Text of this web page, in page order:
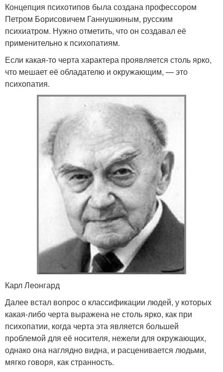
Концепция психотипов была создана профессором
Петром Борисовичем Ганнушкиным, русским
психиатром. Нужно отметить, что он создавал её
применительно к психопатиям.
Если какая-то черта характера проявляется столь ярко,
что мешает её обладателю и окружающим, — это
психопатия.
Карл Леонгард
Далее встал вопрос о классификации людей, у которых
какая-либо черта выражена не столь ярко, как при
психопатии, когда черта эта является большей
проблемой для её носителя, нежели для окружающих,
однако она наглядно видна, и расценивается людьми,
мягко говоря, как странность.